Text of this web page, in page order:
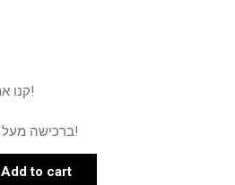
קנו את המוצר ותרוויחו 3 נקודות!
ברכישה מעל 500 ש"ח תרוויחו 6 נקודות!
Add to cart